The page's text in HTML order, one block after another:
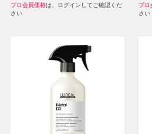
プロ会員価格は、ログインしてご確認くだ
さい
プロ
さい